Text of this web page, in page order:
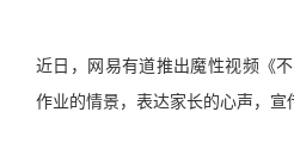
近日，网易有道推出魔性视频《
作业的情景，表达家长的心声，宣